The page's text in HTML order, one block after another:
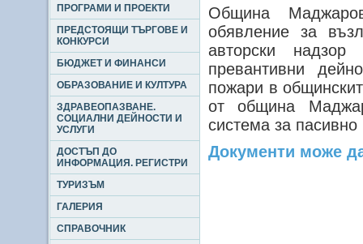
ПРОГРАМИ И ПРОЕКТИ
ПРЕДСТОЯЩИ ТЪРГОВЕ И
КОНКУРСИ
БЮДЖЕТ И ФИНАНСИ
ОБРАЗОВАНИЕ И КУЛТУРА
ЗДРАВЕОПАЗВАНЕ.
СОЦИАЛНИ ДЕЙНОСТИ И
УСЛУГИ
ДОСТЪП ДО
ИНФОРМАЦИЯ. РЕГИСТРИ
ТУРИЗЪМ
ГАЛЕРИЯ
СПРАВОЧНИК
Община
обявление за
авторски
превантивни
пожари в
от община
система за
Документи може